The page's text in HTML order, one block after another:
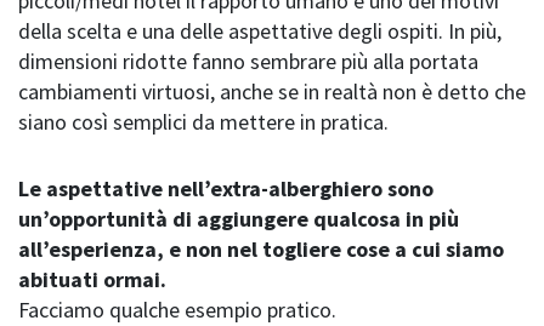
della scelta e una delle aspettative degli ospiti. In più,
dimensioni ridotte fanno sembrare più alla portata
cambiamenti virtuosi, anche se in realtà non è detto che
siano così semplici da mettere in pratica.
Le aspettative nell’extra-alberghiero sono
un’opportunità di aggiungere qualcosa in più
all’esperienza, e non nel togliere cose a cui siamo
abituati ormai.
Facciamo qualche esempio pratico.